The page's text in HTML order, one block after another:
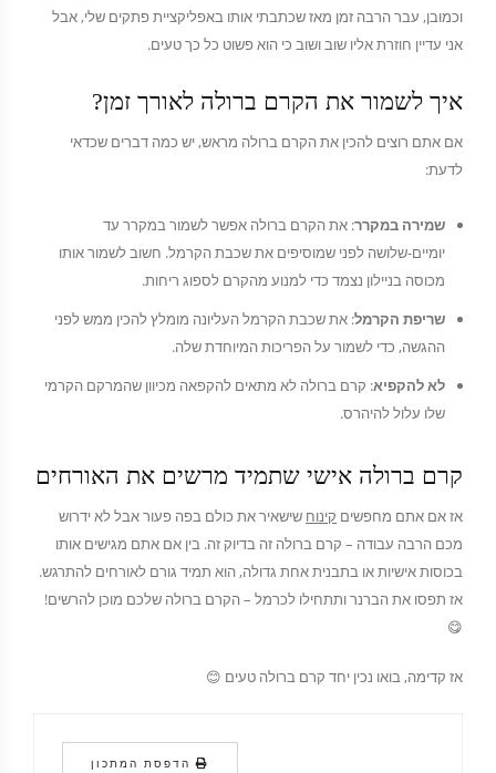
וכמובן, עבר הרבה זמן מאז שכתבתי אותו באפליקציית פתקים שלי, אבל
אני עדיין חוזרת אליו שוב ושוב כי הוא פשוט כל כך טעים.
איך לשמור את הקרם ברולה לאורך זמן?
אם אתם רוצים להכין את הקרם ברולה מראש, יש כמה דברים שכדאי
לדעת:
שמירה במקרר: את הקרם ברולה אפשר לשמור במקרר עד
יומיים-שלושה לפני שמוסיפים את שכבת הקרמל. חשוב לשמור אותו
מכוסה בניילון נצמד כדי למנוע מהקרם לספוג ריחות.
שריפת הקרמל: את שכבת הקרמל העליונה מומלץ להכין ממש לפני
ההגשה, כדי לשמור על הפריכות המיוחדת שלה.
לא להקפיא: קרם ברולה לא מתאים להקפאה מכיוון שהמרקם הקרמי
שלו עלול להיהרס.
קרם ברולה אישי שתמיד מרשים את האורחים
אז אם אתם מחפשים קינוח שישאיר את כולם בפה פעור אבל לא ידרוש
מכם הרבה עבודה – קרם ברולה זה בדיוק זה. בין אם אתם מגישים אותו
בכוסות אישיות או בתבנית אחת גדולה, הוא תמיד גורם לאורחים להתרגש.
אז תפסו את הברנר ותתחילו לכרמל – הקרם ברולה שלכם מוכן להרשים!
😋
אז קדימה, בואו נכין יחד קרם ברולה טעים 😊
הדפסת המתכון